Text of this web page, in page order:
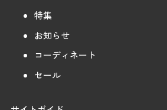
特集
お知らせ
コーディネート
セール